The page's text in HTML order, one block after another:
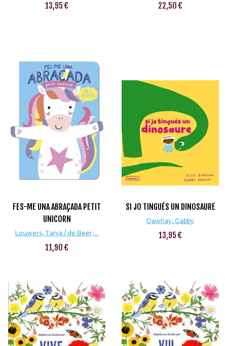
13,95 € 22,50 €
FES-ME UNA ABRAÇADA PETIT
UNICORN
Louwers, Tanja / de Beer,...
11,90 €
SI JO TINGUÉS UN DINOSAURE
Dawnay, Gabby
13,95 €